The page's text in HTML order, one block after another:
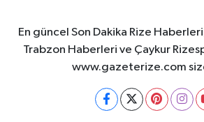
En güncel Son Dakika Rize
Trabzon Haberleri ve Çaykur
www.gazeterize.com